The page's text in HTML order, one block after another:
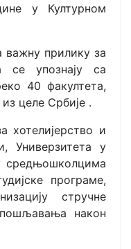
у Културном
важну прилику за
се упознају са
40 факултета,
целе Србије .
хотелијерство и
Универзитета у
средњошколцима
програме,
стручне
након